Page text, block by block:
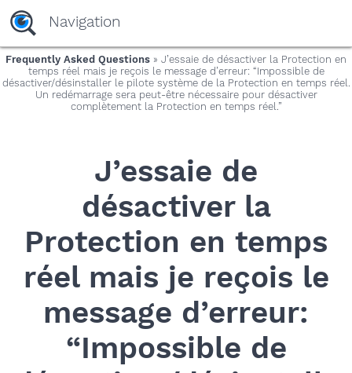
yaaaeag20
Navigation
Frequently Asked Questions » J’essaie de désactiver la Protection en
temps réel mais je reçois le message d’erreur: “Impossible de
désactiver/désinstaller le pilote système de la Protection en temps réel.
Un redémarrage sera peut-être nécessaire pour désactiver
complètement la Protection en temps réel.”
J’essaie de
désactiver la
Protection en temps
réel mais je reçois le
message d’erreur:
“Impossible de